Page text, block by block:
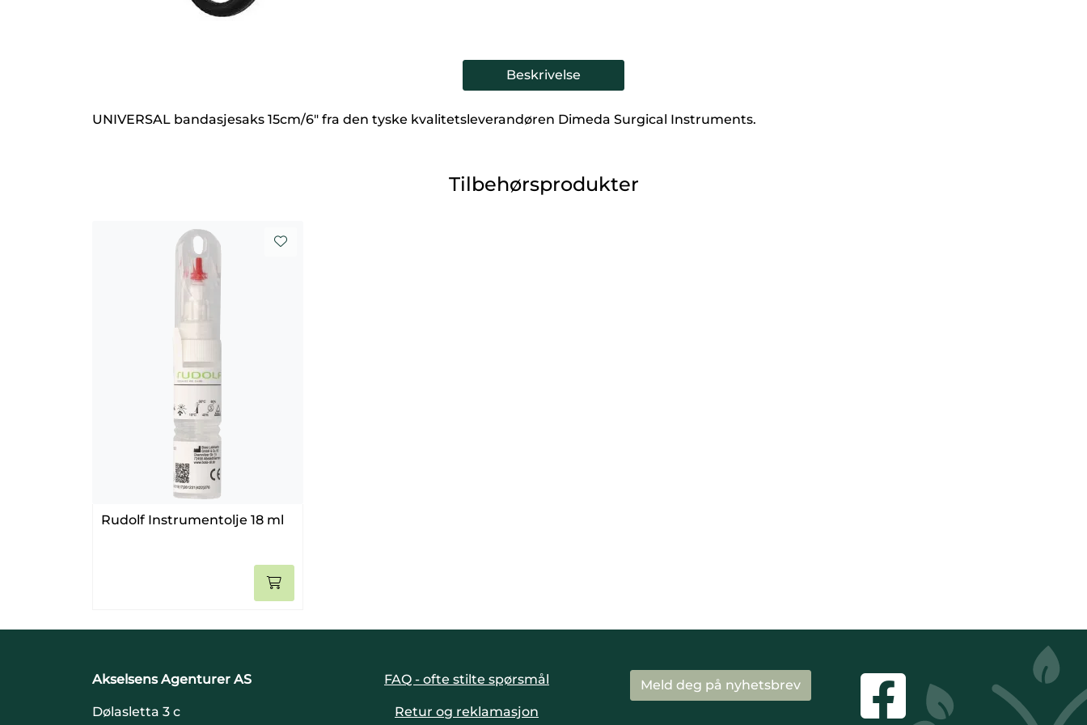
Beskrivelse
UNIVERSAL bandasjesaks 15cm/6" fra den tyske kvalitetsleverandøren Dimeda Surgical Instruments.
Tilbehørsprodukter
Rudolf Instrumentolje 18 ml
Akselsens Agenturer AS
Dølasletta 3 c
FAQ - ofte stilte spørsmål
Retur og reklamasjon
Meld deg på nyhetsbrev